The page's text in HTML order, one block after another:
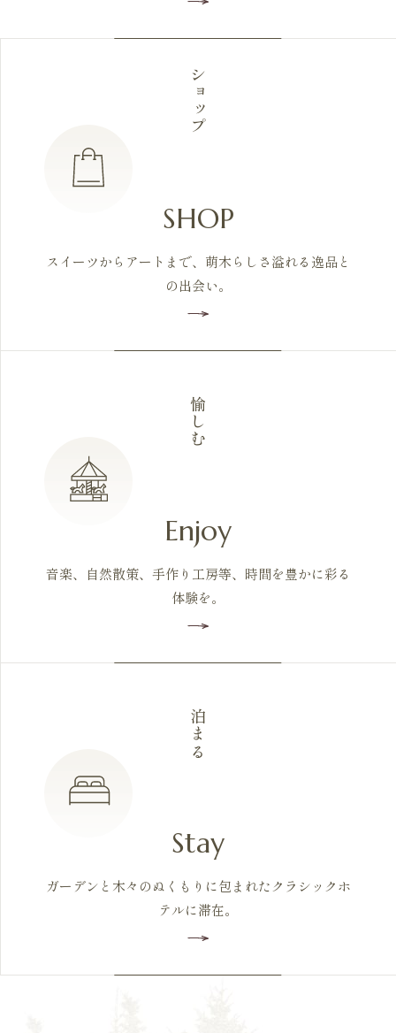
ショップ
SHOP
スイーツからアートまで、萌木らしさ溢れる逸品と
の出会い。
愉しむ
Enjoy
音楽、自然散策、手作り工房等、時間を豊かに彩る
体験を。
泊まる
Stay
ガーデンと木々のぬくもりに包まれたクラシックホ
テルに滞在。